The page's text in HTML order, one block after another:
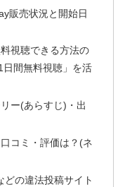
販売状況と開始日
視聴できる方法の
間無料視聴」を活
ー(あらすじ)・出
コミ・評価は？(ネ
の違法投稿サイト